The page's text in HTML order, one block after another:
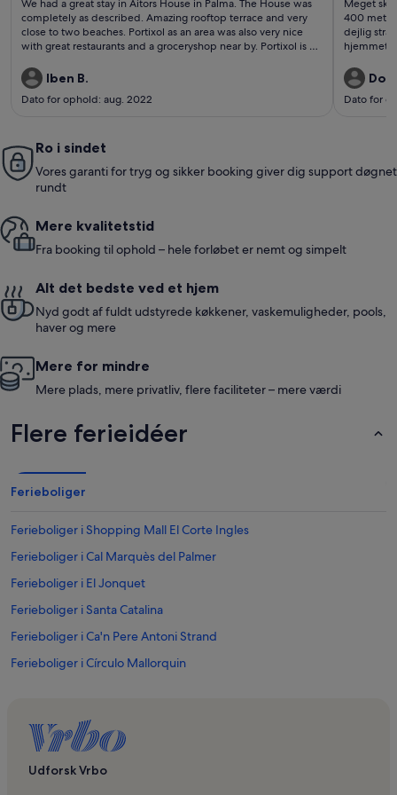
anmeldelser)
We had a great stay in Aitors House in Palma. The House was
completely as described. Amazing rooftop terrace and very
close to two beaches. Portixol as an area was also very nice
with great restaurants and a groceryshop near by. Portixol is a
negative about the place. But on the other hand it was lovely
to be able to get a good nights sleep away from the hustle
and bustle of the nightlife in Palma. We totally recommend
Iben B.
Dato for ophold: aug. 2022
Meget
400
dejlig
hjemmet,
Dato for
Ro i sindet
Vores garanti for tryg og sikker booking giver dig support døgnet
rundt
Mere kvalitetstid
Fra booking til ophold – hele forløbet er nemt og simpelt
Alt det bedste ved et hjem
Nyd godt af fuldt udstyrede køkkener, vaskemuligheder, pools,
haver og mere
Mere for mindre
Mere plads, mere privatliv, flere faciliteter – mere værdi
Flere ferieidéer
Ferieboliger
Ferieboliger i Shopping Mall El Corte Ingles
Ferieboliger i Cal Marquès del Palmer
Ferieboliger i El Jonquet
Ferieboliger i Santa Catalina
Ferieboliger i Ca'n Pere Antoni Strand
Ferieboliger i Círculo Mallorquin
Ferieboliger i La Rambla
Ferieboliger i El Camp d'en Serralta
Ferieboliger i Parc de la Mar
Udforsk Vrbo